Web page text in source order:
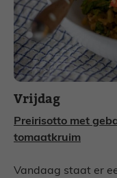
Vrijdag
Preirisotto met
tomaatkruim
Vandaag staat er